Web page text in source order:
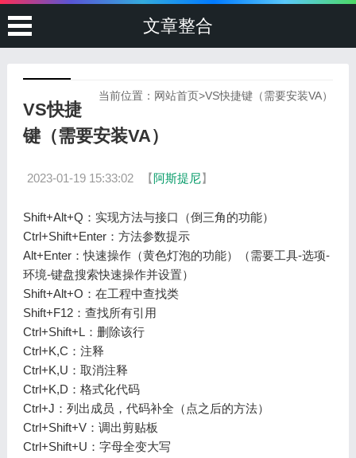
文章整合
当前位置： 网站首页>VS快捷键（需要安装VA）
VS快捷
键（需要安装VA）
2023-01-19 15:33:02 【阿斯提尼】
Shift+Alt+Q：实现方法与接口（倒三角的功能）
Ctrl+Shift+Enter：方法参数提示
Alt+Enter：快速操作（黄色灯泡的功能）（需要工具-选项-
环境-键盘搜索快速操作并设置）
Shift+Alt+O：在工程中查找类
Shift+F12：查找所有引用
Ctrl+Shift+L：删除该行
Ctrl+K,C：注释
Ctrl+K,U：取消注释
Ctrl+K,D：格式化代码
Ctrl+J：列出成员，代码补全（点之后的方法）
Ctrl+Shift+V：调出剪贴板
Ctrl+Shift+U：字母全变大写